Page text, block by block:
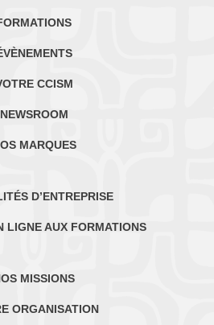
CCISM
NEWSROOM
MARQUES
D’ENTREPRISE
LIGNE AUX FORMATIONS
MISSIONS
ORGANISATION